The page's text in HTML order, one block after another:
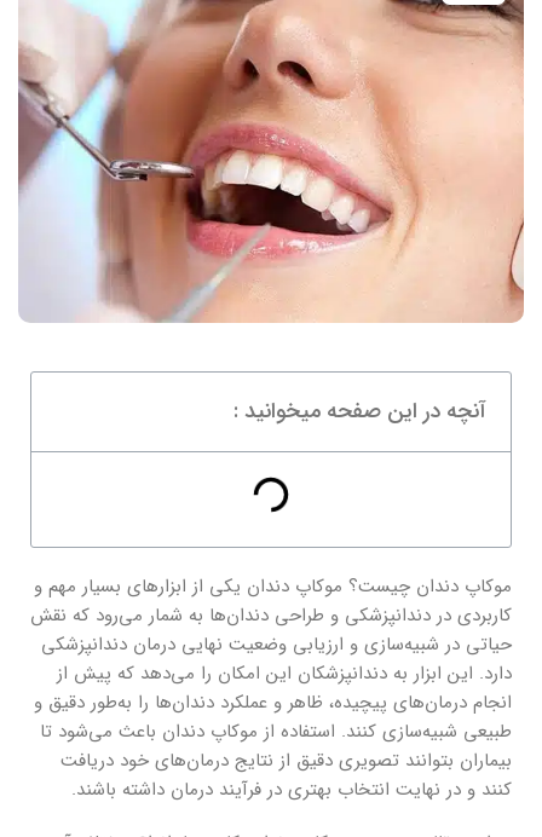
آنچه در این صفحه میخوانید :
موکاپ دندان چیست؟ موکاپ دندان یکی از ابزارهای بسیار مهم و
کاربردی در دندانپزشکی و طراحی دندان‌ها به شمار می‌رود که نقش
حیاتی در شبیه‌سازی و ارزیابی وضعیت نهایی درمان دندانپزشکی
دارد. این ابزار به دندانپزشکان این امکان را می‌دهد که پیش از
انجام درمان‌های پیچیده، ظاهر و عملکرد دندان‌ها را به‌طور دقیق و
طبیعی شبیه‌سازی کنند. استفاده از موکاپ دندان باعث می‌شود تا
بیماران بتوانند تصویری دقیق از نتایج درمان‌های خود دریافت
کنند و در نهایت انتخاب بهتری در فرآیند درمان داشته باشند.